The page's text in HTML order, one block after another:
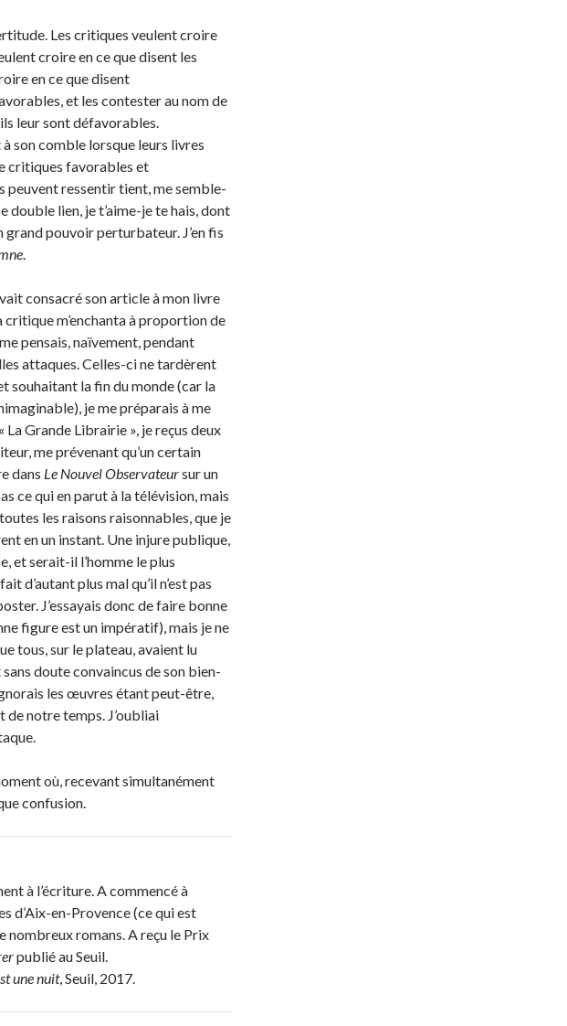
Les critiques veulent croire
croire en ce que disent les
en ce que disent
et les contester au nom de
leur sont défavorables.
son comble lorsque leurs livres
critiques favorables et
peuvent ressentir tient, me semble-
lien, je t’aime-je te hais, dont
grand pouvoir perturbateur. J’en fis
.
consacré son article à mon livre
critique m’enchanta à proportion de
pensais, naïvement, pendant
attaques. Celles-ci ne tardèrent
souhaitant la fin du monde (car la
je me préparais à me
La Grande Librairie », je reçus deux
me prévenant qu’un certain
dans Le Nouvel Observateursur un
ce qui en parut à la télévision, mais
les raisons raisonnables, que je
en un instant. Une injure publique,
et serait-il l’homme le plus
d’autant plus mal qu’il n’est pas
J’essayais donc de faire bonne
figure est un impératif), mais je ne
tous, sur le plateau, avaient lu
doute convaincus de son bien-
les œuvres étant peut-être,
notre temps. J’oubliai
où, recevant simultanément
confusion.
à l’écriture. A commencé à
d’Aix-en-Provence (ce qui est
nombreux romans. A reçu le Prix
publié au Seuil.
une nuit, Seuil, 2017.